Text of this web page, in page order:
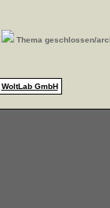
Thema geschlossen/
WoltLab GmbH